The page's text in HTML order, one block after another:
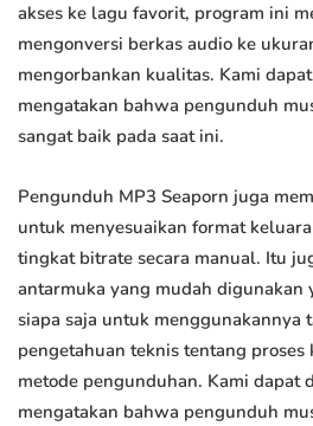
akses ke lagu favorit, program ini
mengonversi berkas audio ke
mengorbankan kualitas. Kami
mengatakan bahwa pengunduh
sangat baik pada saat ini.
Pengunduh MP3 Seaporn juga
untuk menyesuaikan format
tingkat bitrate secara manual. Itu
antarmuka yang mudah digunakan
siapa saja untuk menggunakannya
pengetahuan teknis tentang proses
metode pengunduhan. Kami dapat
mengatakan bahwa pengunduh